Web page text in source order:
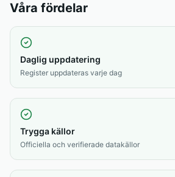
Våra fördelar
Daglig uppdatering
Register uppdateras varje dag
Trygga källor
Officiella och verifierade datakällor